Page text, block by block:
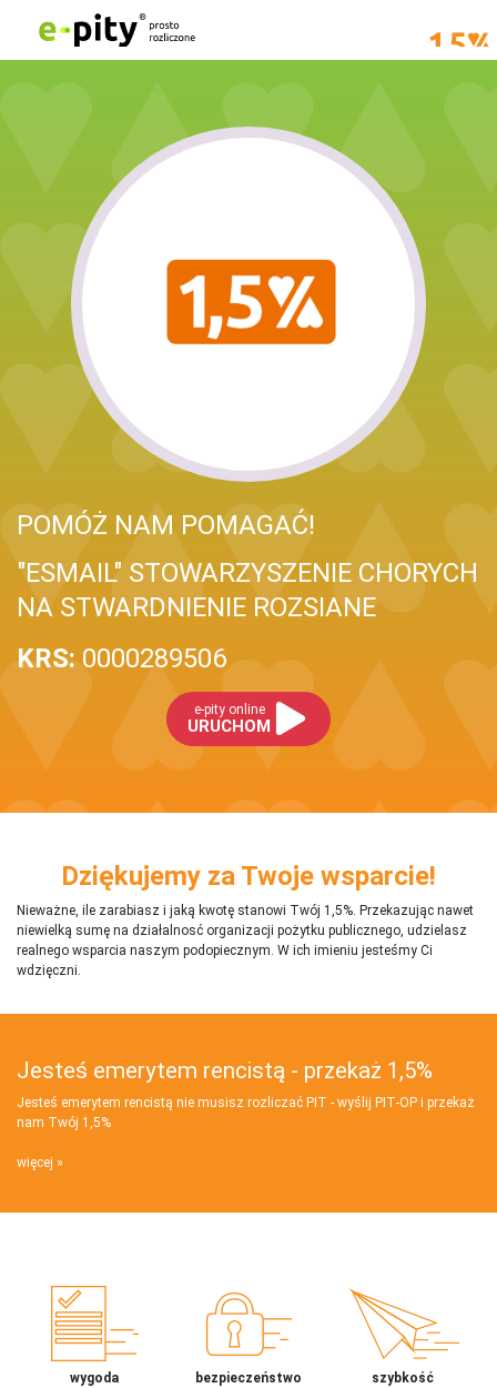
POMÓŻ NAM POMAGAĆ!
"ESMAIL" STOWARZYSZENIE CHORYCH
NA STWARDNIENIE ROZSIANE
KRS: 0000289506
e-pity online
URUCHOM
Dziękujemy za Twoje wsparcie!
Nieważne, ile zarabiasz i jaką kwotę stanowi Twój 1,5%. Przekazując nawet
niewielką sumę na działalnosć organizacji pożytku publicznego, udzielasz
realnego wsparcia naszym podopiecznym. W ich imieniu jesteśmy Ci
wdzięczni.
Jesteś emerytem rencistą - przekaż 1,5%
Jesteś emerytem rencistą nie musisz rozliczać PIT - wyślij PIT‑OP i przekaż
nam Twój 1,5%
więcej
wygoda
bezpieczeństwo
szybkość